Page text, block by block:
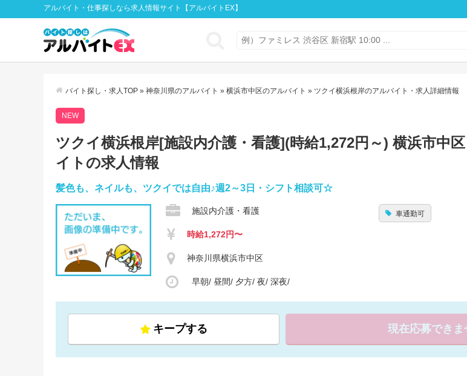
アルバイト・仕事探しなら求人情報サイト【アルバイトEX】
バイト探し・求人TOP » 神奈川県のアルバイト » 横浜市中区のアルバイト » ツクイ横浜根岸のアルバイト・求人詳細情報
NEW
ツクイ横浜根岸[施設内介護・看護](時給1,272円～) 横浜市中
イトの求人情報
髪色も、ネイルも、ツクイでは自由♪週2～3日・シフト相談可☆
施設内介護・看護
時給1,272円〜
神奈川県横浜市中区
早朝/ 昼間/ 夕方/ 夜/ 深夜/
車通勤可
キープする 現在応募できま